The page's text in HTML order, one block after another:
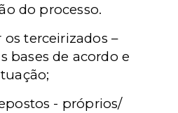
do processo.
terceirizados –
bases de acordo e
- próprios/